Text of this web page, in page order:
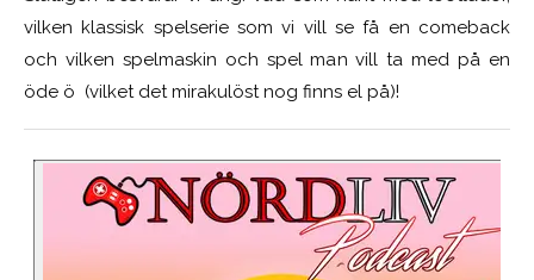
vilken klassisk spelserie som vi vill se få en comeback
och vilken spelmaskin och spel man vill ta med på en
öde ö (vilket det mirakulöst nog finns el på)!